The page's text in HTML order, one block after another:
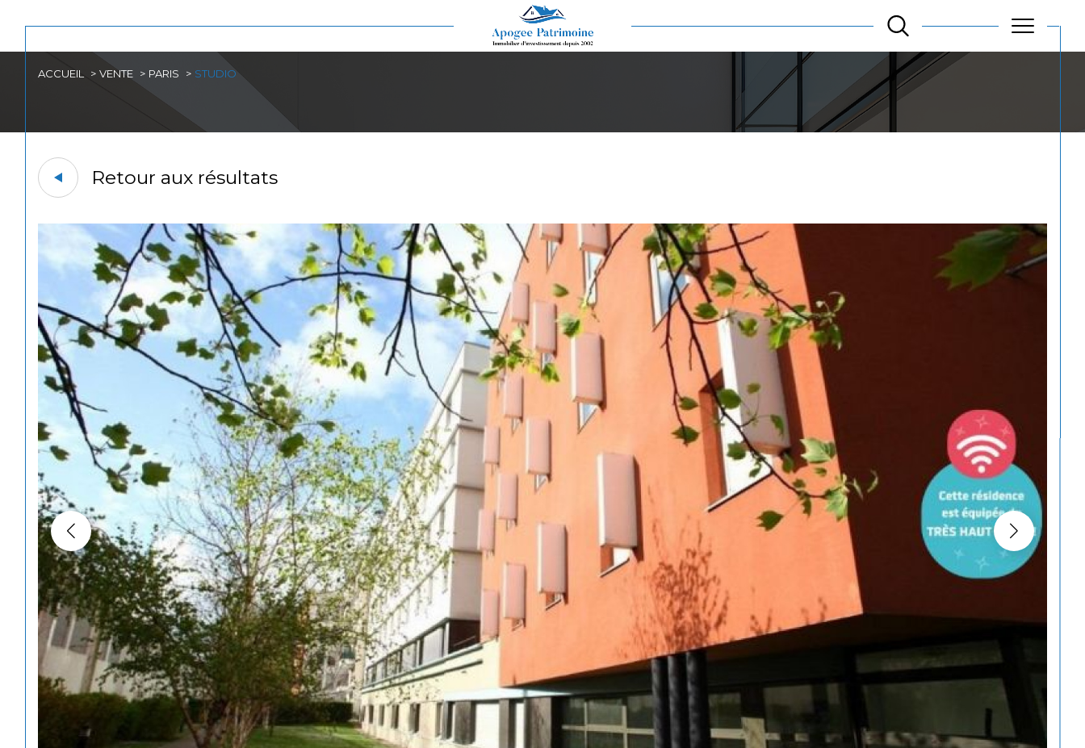
Voir les16annonces
ACCUEIL VENTE PARIS STUDIO
Retour aux résultats